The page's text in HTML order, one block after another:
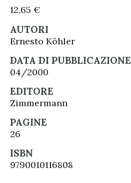
12,65 €
AUTORI
Ernesto Köhler
DATA DI PUBBLICAZIONE
04/2000
EDITORE
Zimmermann
PAGINE
26
ISBN
9790010116808